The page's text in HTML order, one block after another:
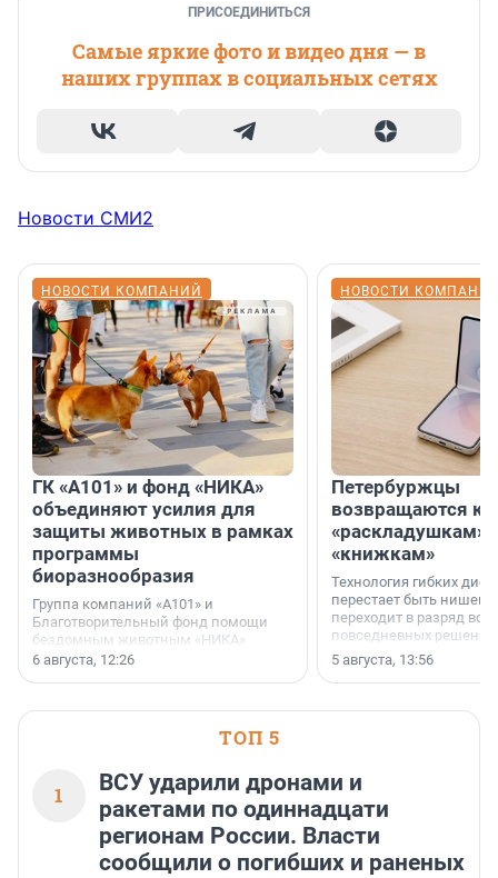
ПРИСОЕДИНИТЬСЯ
Самые яркие фото и видео дня — в
наших группах в социальных сетях
Новости СМИ2
НОВОСТИ КОМПАНИЙ
ГК «А101» и фонд «НИКА»
объединяют усилия для
защиты животных в рамках
программы
биоразнообразия
Группа компаний «А101» и
Благотворительный фонд помощи
бездомным животным «НИКА»
заключили соглашение о
6 августа, 12:26
НОВОСТИ
Петербуржцы
возвращаются к
«раскладушкам»
«книжкам»
Технология гибких
перестает быть
переходит в разряд
повседневных
5 августа, 13:56
ТОП 5
1
ВСУ ударили дронами и
ракетами по одиннадцати
регионам России. Власти
сообщили о погибших и раненых